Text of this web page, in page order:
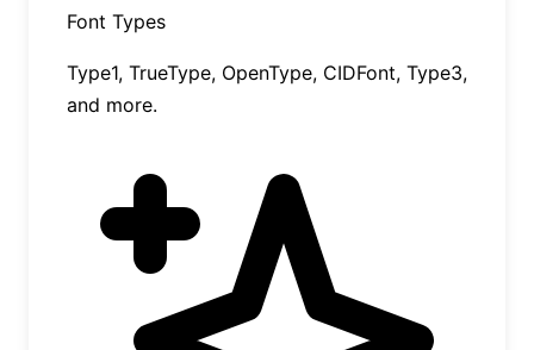
Font Types
Type1, TrueType, OpenType, CIDFont, Type3,
and more.